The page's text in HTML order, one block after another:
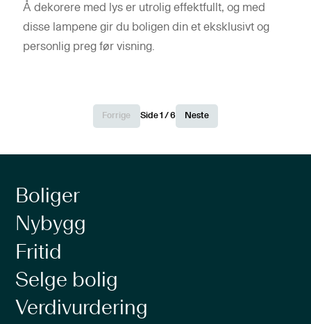
Å dekorere med lys er utrolig effektfullt, og med
disse lampene gir du boligen din et eksklusivt og
personlig preg før visning.
Forrige Side1 /6 Neste
Boliger
Nybygg
Fritid
Selge bolig
Verdivurdering